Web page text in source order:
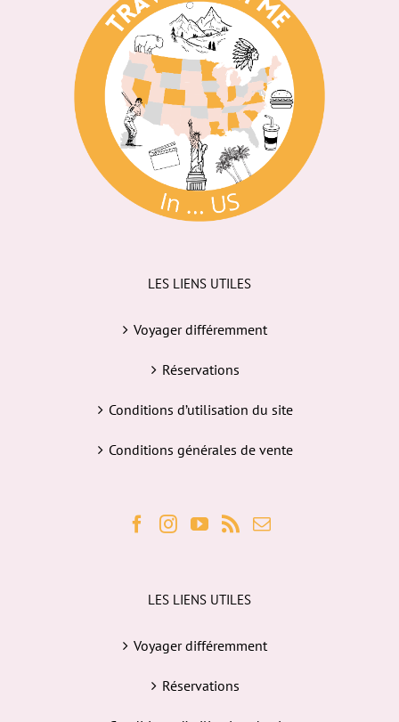
LES LIENS UTILES
Voyager différemment
Réservations
Conditions d’utilisation du site
Conditions générales de vente
LES LIENS UTILES
Voyager différemment
Réservations